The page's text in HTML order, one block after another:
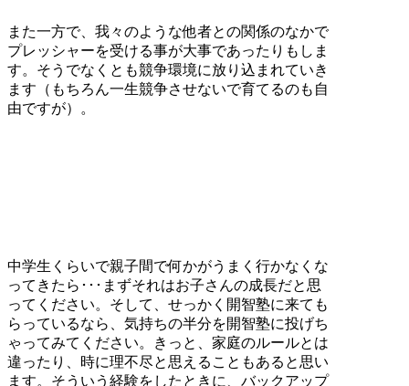
また一方で、我々のような他者との関係のなかで
プレッシャーを受ける事が大事であったりもしま
す。そうでなくとも競争環境に放り込まれていき
ます（もちろん一生競争させないで育てるのも自
由ですが）。
中学生くらいで親子間で何かがうまく行かなくな
ってきたら･･･まずそれはお子さんの成長だと思
ってください。そして、せっかく開智塾に来ても
らっているなら、気持ちの半分を開智塾に投げち
ゃってみてください。きっと、家庭のルールとは
違ったり、時に理不尽と思えることもあると思い
ます。そういう経験をしたときに、バックアップ